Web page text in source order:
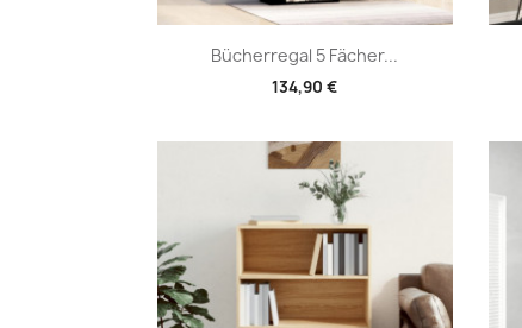
Bücherregal 5 Fächer...
134,90 €
Vorschau